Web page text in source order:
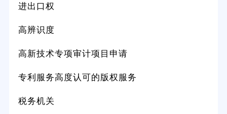
进出口权
高辨识度
高新技术专项审计项目申请
专利服务高度认可的版权服务
税务机关